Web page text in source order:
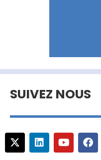
SUIVEZ NOUS